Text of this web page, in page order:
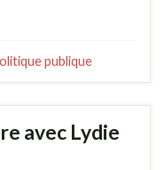
publique
avec Lydie